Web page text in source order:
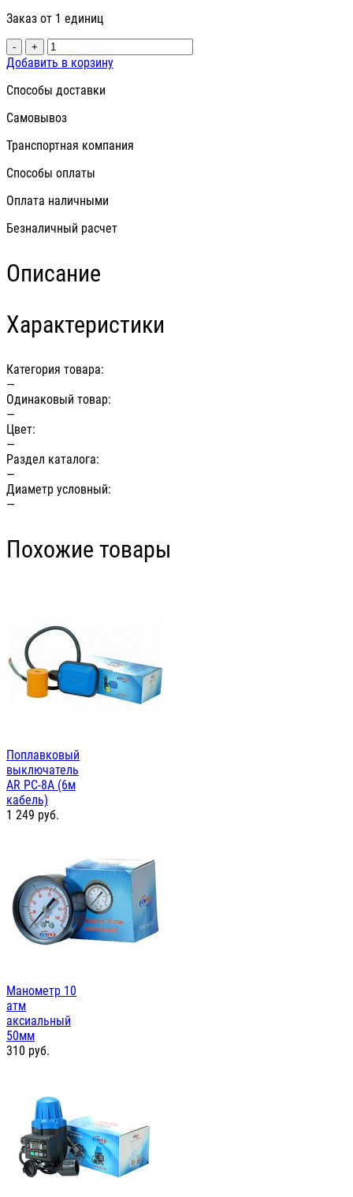
Заказ от 1 единиц
- +
Добавить в корзину
Способы доставки
Самовывоз
Транспортная компания
Способы оплаты
Оплата наличными
Безналичный расчет
Описание
Характеристики
Категория товара:
—
Одинаковый товар:
—
Цвет:
—
Раздел каталога:
—
Диаметр условный:
—
Похожие товары
Поплавковый
выключатель
AR PC-8A (6м
кабель)
1 249 руб.
Манометр 10
атм
аксиальный
50мм
310 руб.